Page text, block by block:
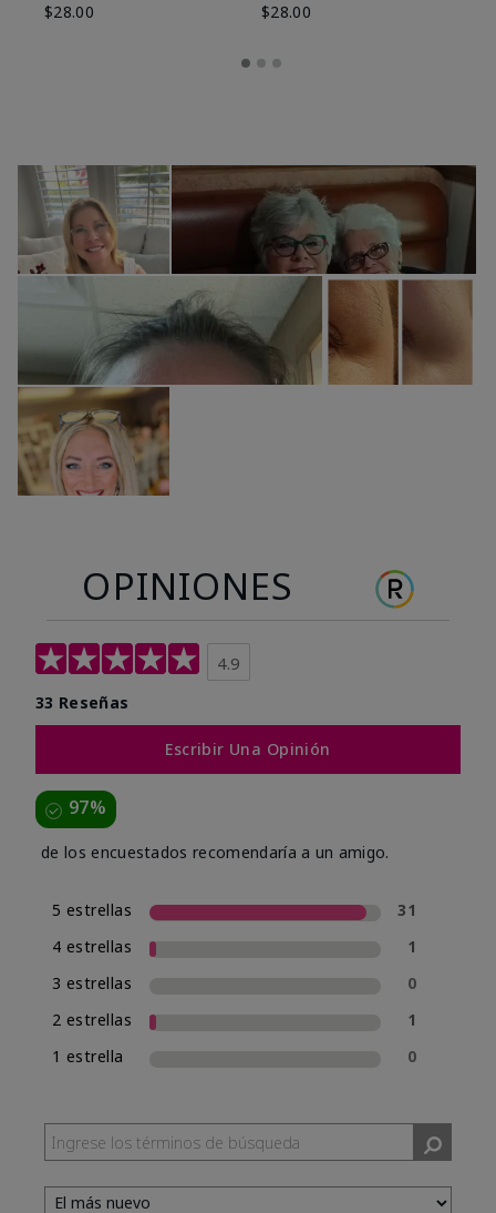
$28.00
$28.00
OPINIONES
4.9
33 Reseñas
Escribir Una Opinión
97%
de los encuestados recomendaría a un amigo.
5 estrellas
31
4 estrellas
1
3 estrellas
0
2 estrellas
1
1 estrella
0